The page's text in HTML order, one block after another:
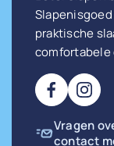
praktische
Vragen
contact